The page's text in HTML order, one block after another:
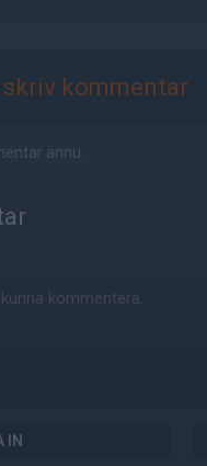
skriv kommentar
ännu.
IN